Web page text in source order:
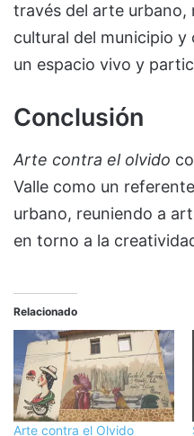
través del arte
cultural del municipio
un espacio vivo y
Conclusión
Arte contra el olvido
Valle como un
urbano, reuniendo a
en torno a la
Relacionado
Arte contra el Olvido